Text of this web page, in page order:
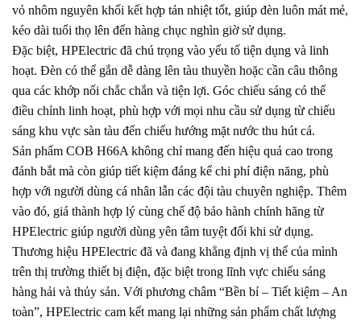
vỏ nhôm nguyên khối kết hợp tản nhiệt tốt, giúp đèn luôn mát mẻ,
kéo dài tuổi thọ lên đến hàng chục nghìn giờ sử dụng.
Đặc biệt, HPElectric đã chú trọng vào yếu tố tiện dụng và linh
hoạt. Đèn có thể gắn dễ dàng lên tàu thuyền hoặc cần câu thông
qua các khớp nối chắc chắn và tiện lợi. Góc chiếu sáng có thể
điều chỉnh linh hoạt, phù hợp với mọi nhu cầu sử dụng từ chiếu
sáng khu vực sàn tàu đến chiếu hướng mặt nước thu hút cá.
Sản phẩm COB H66A không chỉ mang đến hiệu quả cao trong
đánh bắt mà còn giúp tiết kiệm đáng kể chi phí điện năng, phù
hợp với người dùng cá nhân lẫn các đội tàu chuyên nghiệp. Thêm
vào đó, giá thành hợp lý cùng chế độ bảo hành chính hãng từ
HPElectric giúp người dùng yên tâm tuyệt đối khi sử dụng.
Thương hiệu HPElectric đã và đang khẳng định vị thế của mình
trên thị trường thiết bị điện, đặc biệt trong lĩnh vực chiếu sáng
hàng hải và thủy sản. Với phương châm “Bền bỉ – Tiết kiệm – An
toàn”, HPElectric cam kết mang lại những sản phẩm chất lượng